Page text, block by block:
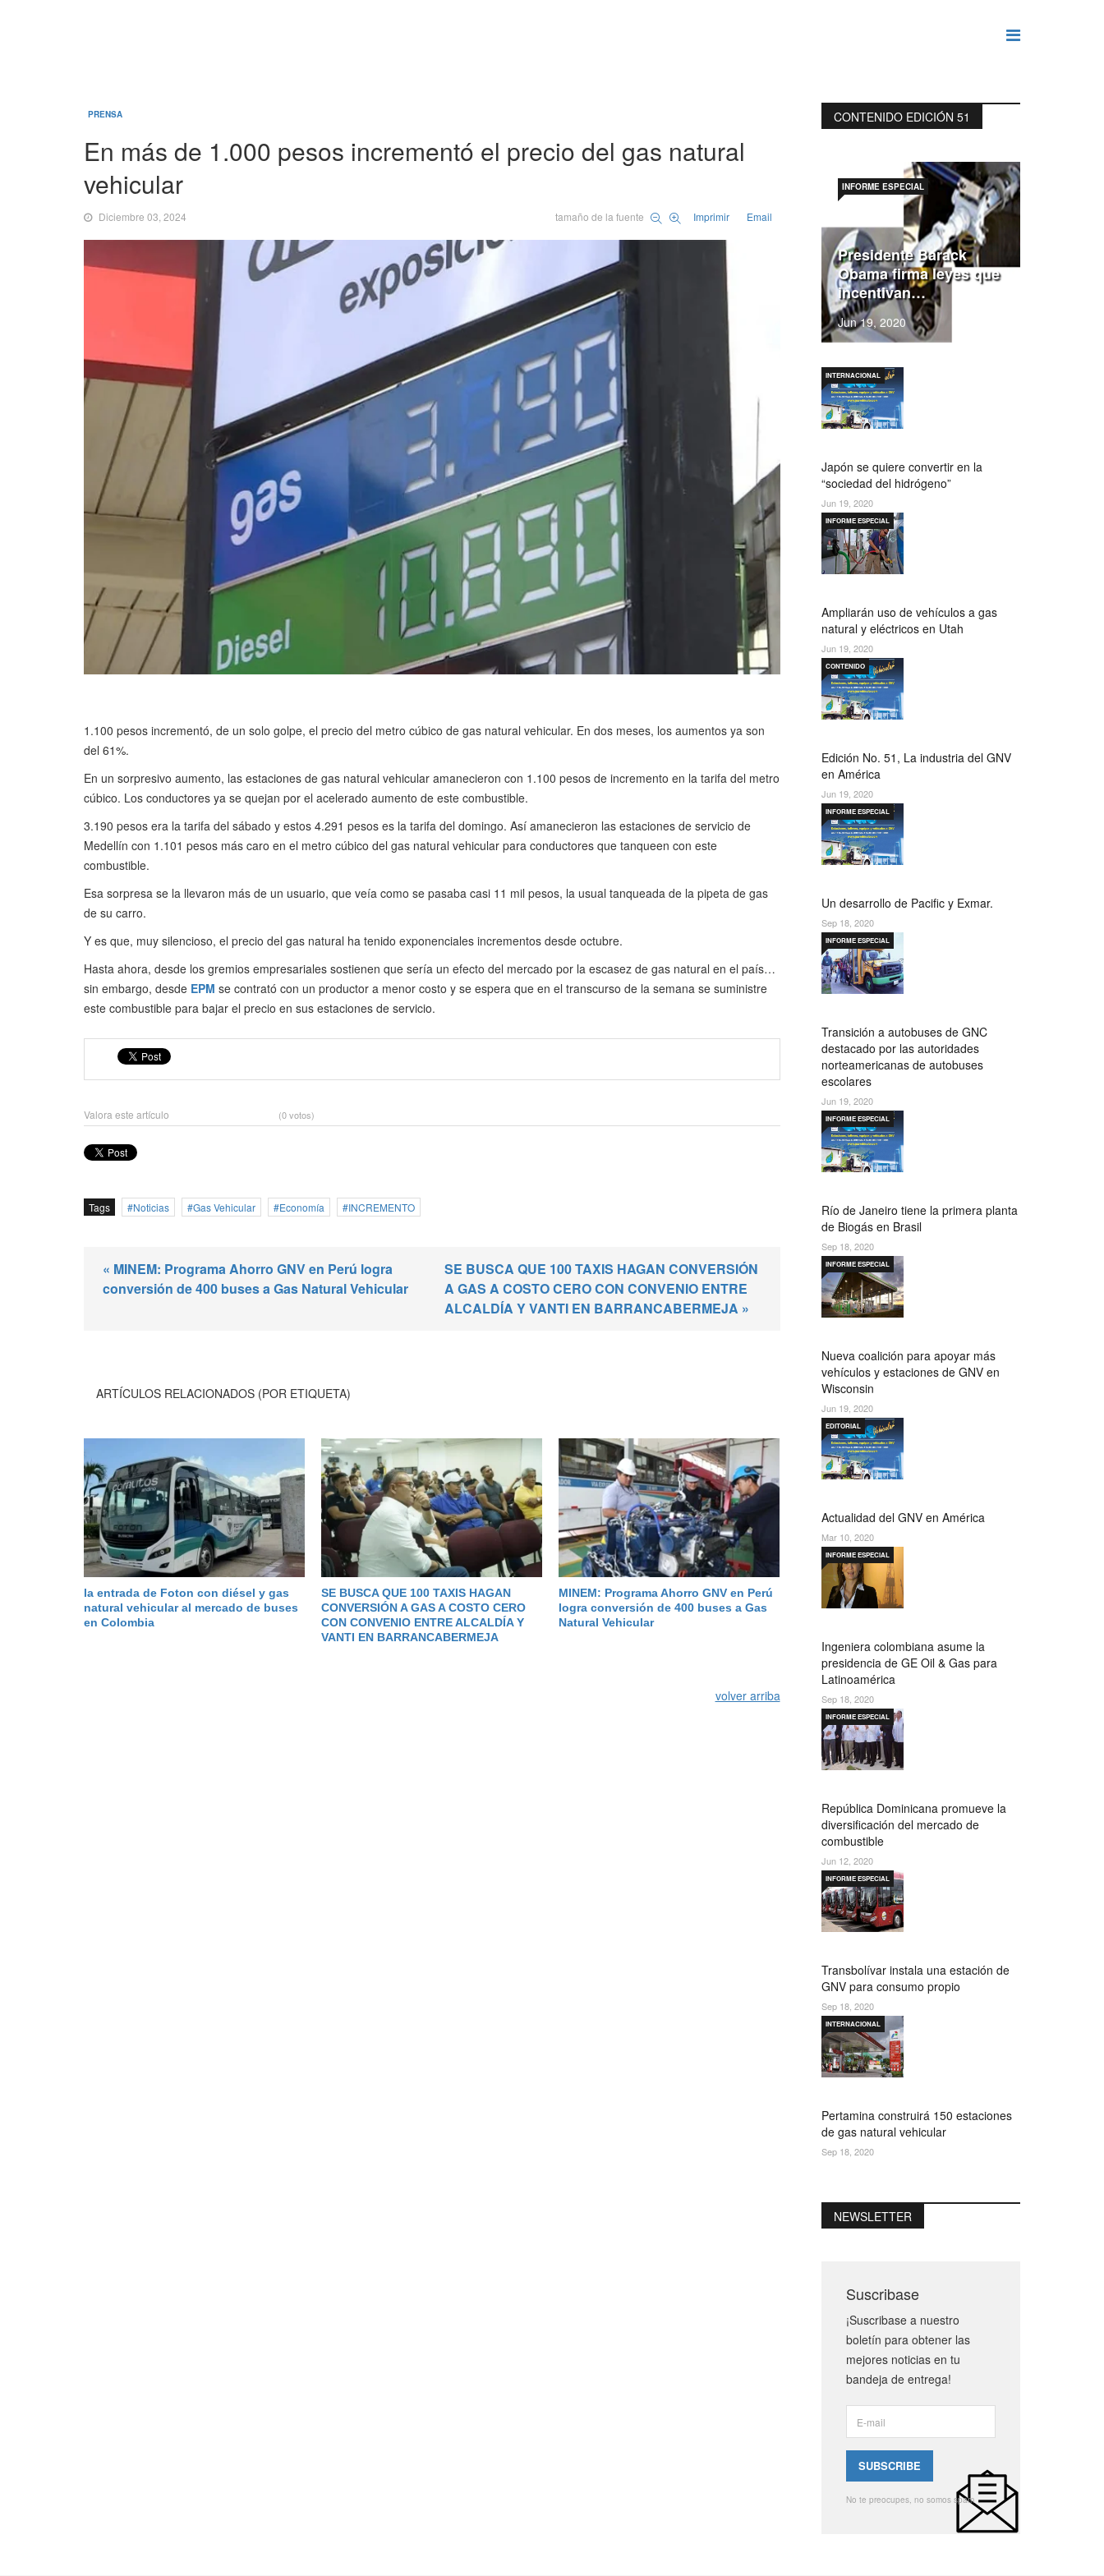
PRENSA
En más de 1.000 pesos incrementó el precio del gas natural
vehicular
Diciembre 03, 2024 tamaño de la fuente Imprimir Email
1.100 pesos incrementó, de un solo golpe, el precio del metro cúbico de gas natural vehicular. En dos meses, los aumentos ya son
del 61%.
En un sorpresivo aumento, las estaciones de gas natural vehicular amanecieron con 1.100 pesos de incremento en la tarifa del metro
cúbico. Los conductores ya se quejan por el acelerado aumento de este combustible.
3.190 pesos era la tarifa del sábado y estos 4.291 pesos es la tarifa del domingo. Así amanecieron las estaciones de servicio de
Medellín con 1.101 pesos más caro en el metro cúbico del gas natural vehicular para conductores que tanqueen con este
combustible.
Esa sorpresa se la llevaron más de un usuario, que veía como se pasaba casi 11 mil pesos, la usual tanqueada de la pipeta de gas
de su carro.
Y es que, muy silencioso, el precio del gas natural ha tenido exponenciales incrementos desde octubre.
Hasta ahora, desde los gremios empresariales sostienen que sería un efecto del mercado por la escasez de gas natural en el país…
sin embargo, desde EPM se contrató con un productor a menor costo y se espera que en el transcurso de la semana se suministre
este combustible para bajar el precio en sus estaciones de servicio.
Valora este artículo (0 votos)
Tags Noticias Gas Vehicular Economía INCREMENTO
« MINEM: Programa Ahorro GNV en Perú logra
conversión de 400 buses a Gas Natural Vehicular
SE BUSCA QUE 100 TAXIS HAGAN CONVERSIÓN
A GAS A COSTO CERO CON CONVENIO ENTRE
ALCALDÍA Y VANTI EN BARRANCABERMEJA »
ARTÍCULOS RELACIONADOS (POR ETIQUETA)
la entrada de Foton con diésel y gas
natural vehicular al mercado de buses
en Colombia
SE BUSCA QUE 100 TAXIS HAGAN
CONVERSIÓN A GAS A COSTO CERO
CON CONVENIO ENTRE ALCALDÍA Y
VANTI EN BARRANCABERMEJA
MINEM: Programa Ahorro GNV en Perú
logra conversión de 400 buses a Gas
Natural Vehicular
volver arriba
CONTENIDO EDICIÓN 51
Presidente Barack
Obama firma leyes que
incentivan…
Jun 19, 2020
INFORME ESPECIAL
Japón se quiere convertir en la
“sociedad del hidrógeno”
INTERNACIONAL
Jun 19, 2020
Ampliarán uso de vehículos a gas
natural y eléctricos en Utah
INFORME ESPECIAL
Jun 19, 2020
Edición No. 51, La industria del GNV
en América
CONTENIDO
Jun 19, 2020
Un desarrollo de Pacific y Exmar.
INFORME ESPECIAL
Sep 18, 2020
Transición a autobuses de GNC
destacado por las autoridades
norteamericanas de autobuses
escolares
INFORME ESPECIAL
Jun 19, 2020
Río de Janeiro tiene la primera planta
de Biogás en Brasil
INFORME ESPECIAL
Sep 18, 2020
Nueva coalición para apoyar más
vehículos y estaciones de GNV en
Wisconsin
INFORME ESPECIAL
Jun 19, 2020
Actualidad del GNV en América
EDITORIAL
Mar 10, 2020
Ingeniera colombiana asume la
presidencia de GE Oil & Gas para
Latinoamérica
INFORME ESPECIAL
Sep 18, 2020
República Dominicana promueve la
diversificación del mercado de
combustible
INFORME ESPECIAL
Jun 12, 2020
Transbolívar instala una estación de
GNV para consumo propio
INFORME ESPECIAL
Sep 18, 2020
Pertamina construirá 150 estaciones
de gas natural vehicular
INTERNACIONAL
Sep 18, 2020
NEWSLETTER
Suscribase
¡Suscribase a nuestro
boletín para obtener las
mejores noticias en tu
bandeja de entrega!
No te preocupes, no somos spam